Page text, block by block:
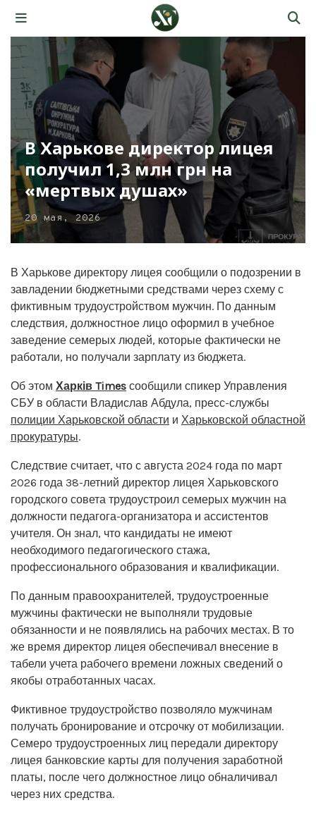
В Харькове директор лицея
получил 1,3 млн грн на
«мертвых душах»
20 мая, 2026
В Харькове директору лицея сообщили о подозрении в
завладении бюджетными средствами через схему с
фиктивным трудоустройством мужчин. По данным
следствия, должностное лицо оформил в учебное
заведение семерых людей, которые фактически не
работали, но получали зарплату из бюджета.
Об этом Харків Times сообщили спикер Управления
СБУ в области Владислав Абдула, пресс-службы
полиции Харьковской области и Харьковской областной
прокуратуры.
Следствие считает, что с августа 2024 года по март
2026 года 38-летний директор лицея Харьковского
городского совета трудоустроил семерых мужчин на
должности педагога-организатора и ассистентов
учителя. Он знал, что кандидаты не имеют
необходимого педагогического стажа,
профессионального образования и квалификации.
По данным правоохранителей, трудоустроенные
мужчины фактически не выполняли трудовые
обязанности и не появлялись на рабочих местах. В то
же время директор лицея обеспечивал внесение в
табели учета рабочего времени ложных сведений о
якобы отработанных часах.
Фиктивное трудоустройство позволяло мужчинам
получать бронирование и отсрочку от мобилизации.
Семеро трудоустроенных лиц передали директору
лицея банковские карты для получения заработной
платы, после чего должностное лицо обналичивал
через них средства.